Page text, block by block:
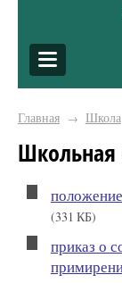
Главная → Школа
Школьная
(331 КБ)
приказ о